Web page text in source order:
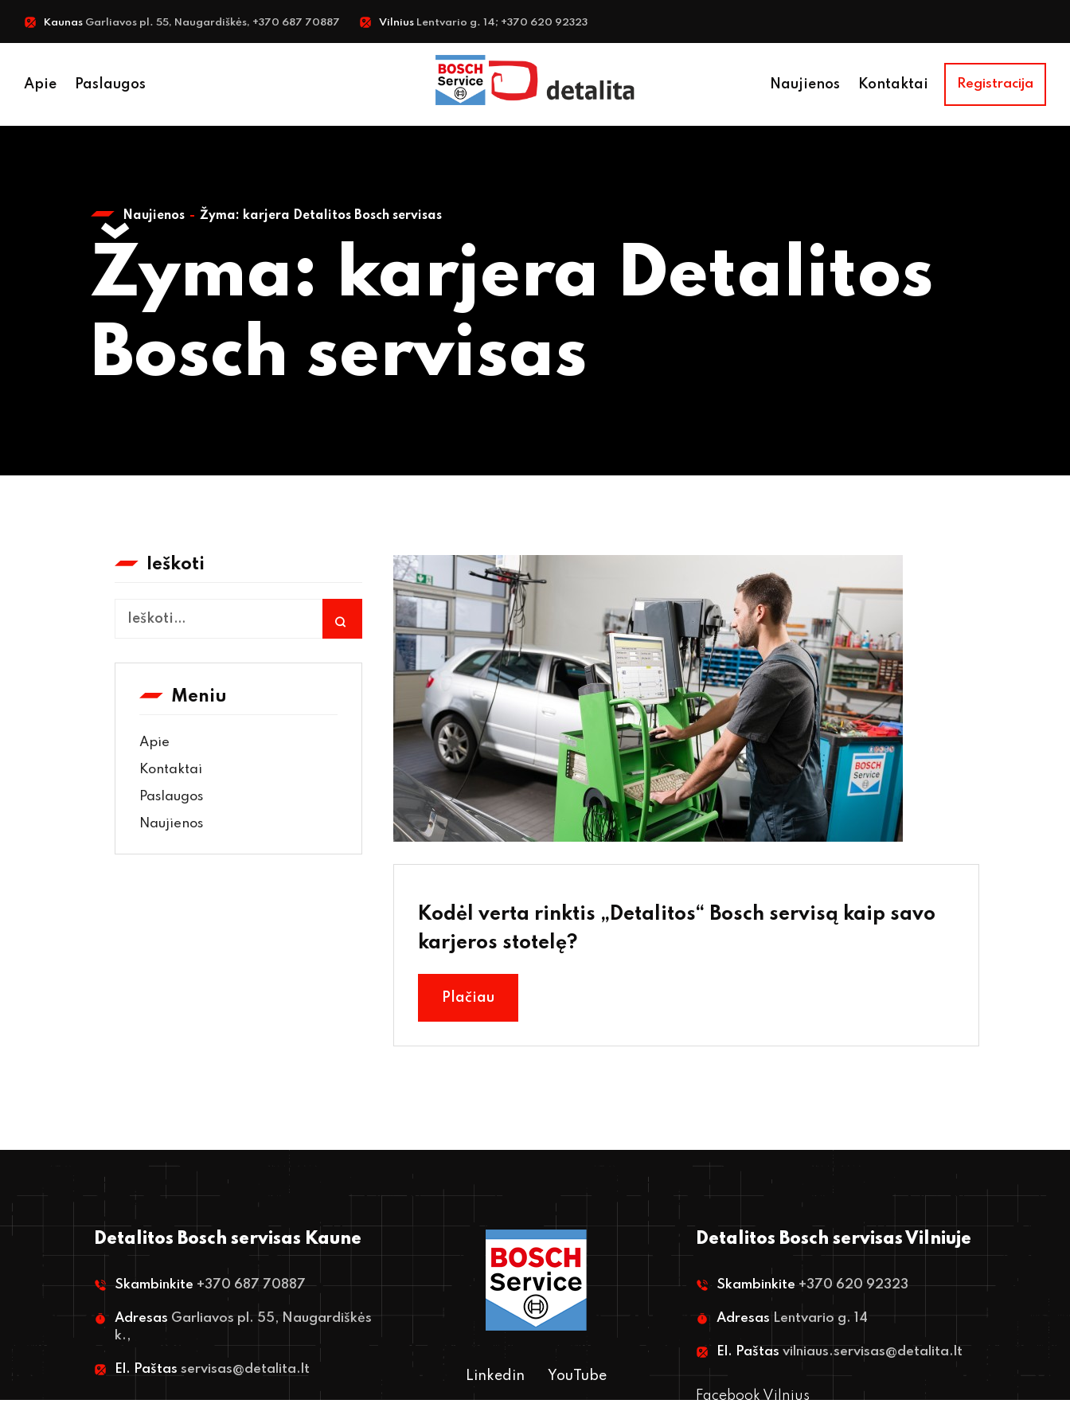
Kaunas Garliavos pl. 55, Naugardiškės, +370 687 70887 Vilnius Lentvario g. 14; +370 620 92323
Apie Paslaugos Naujienos Kontaktai Registracija
Naujienos Žyma: karjera Detalitos Bosch servisas
Žyma: karjera Detalitos
Bosch servisas
Ieškoti
Meniu
Apie
Kontaktai
Paslaugos
Naujienos
Kodėl verta rinktis „Detalitos“ Bosch servisą kaip savo
karjeros stotelę?
Plačiau
Detalitos Bosch servisas Kaune
Skambinkite +370 687 70887
Adresas Garliavos pl. 55, Naugardiškės
k.,
El. Paštas servisas@detalita.lt Linkedin YouTube
Detalitos Bosch servisas Vilniuje
Skambinkite +370 620 92323
Adresas Lentvario g. 14
El. Paštas vilniaus.servisas@detalita.lt
Facebook Vilnius